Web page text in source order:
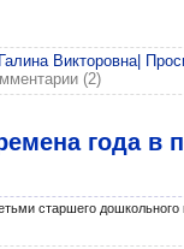
Викторовна|
(2)
года в
старшего дошкольного